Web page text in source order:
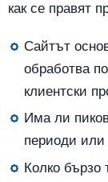
как се правят
Сайтът
обработва
клиентски
Има ли
периоди или
Колко бързо